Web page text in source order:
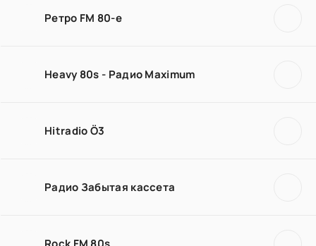
Ретро FM 80-е
Heavy 80s - Радио Maximum
Hitradio Ö3
Радио Забытая кассета